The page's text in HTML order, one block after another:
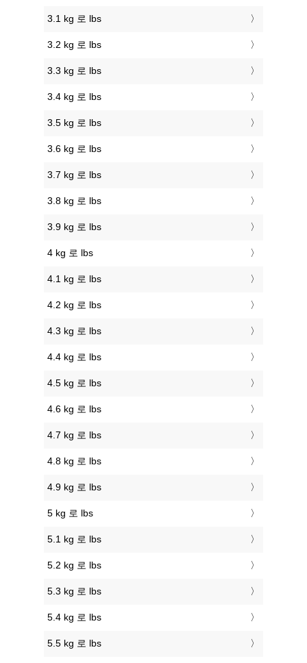
3.1 kg 로 lbs
3.2 kg 로 lbs
3.3 kg 로 lbs
3.4 kg 로 lbs
3.5 kg 로 lbs
3.6 kg 로 lbs
3.7 kg 로 lbs
3.8 kg 로 lbs
3.9 kg 로 lbs
4 kg 로 lbs
4.1 kg 로 lbs
4.2 kg 로 lbs
4.3 kg 로 lbs
4.4 kg 로 lbs
4.5 kg 로 lbs
4.6 kg 로 lbs
4.7 kg 로 lbs
4.8 kg 로 lbs
4.9 kg 로 lbs
5 kg 로 lbs
5.1 kg 로 lbs
5.2 kg 로 lbs
5.3 kg 로 lbs
5.4 kg 로 lbs
5.5 kg 로 lbs